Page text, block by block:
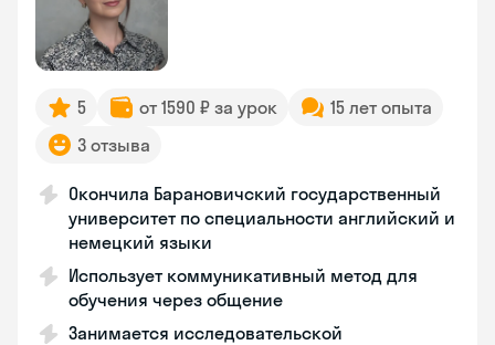
5 от 1590 ₽ за урок
15 лет опыта
3 отзыва
Окончила Барановичский государственный
университет по специальности английский и
немецкий языки
Использует коммуникативный метод для
обучения через общение
Занимается исследовательской